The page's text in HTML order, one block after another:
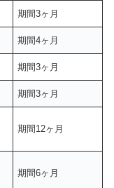
期間3ヶ月
期間4ヶ月
期間3ヶ月
期間3ヶ月
期間12ヶ月
期間6ヶ月